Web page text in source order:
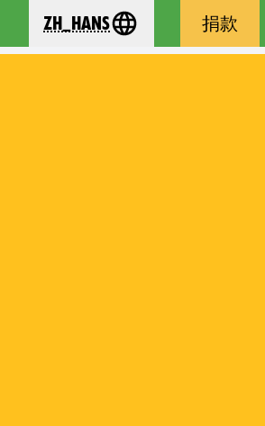
捐款
your language
zh_Hans